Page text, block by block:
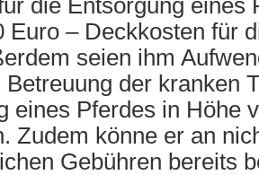
die Entsorgung eines
Euro – Deckkosten für
seien ihm
Betreuung der kranken
eines Pferdes in Höhe
Zudem könne er an
Gebühren bereits